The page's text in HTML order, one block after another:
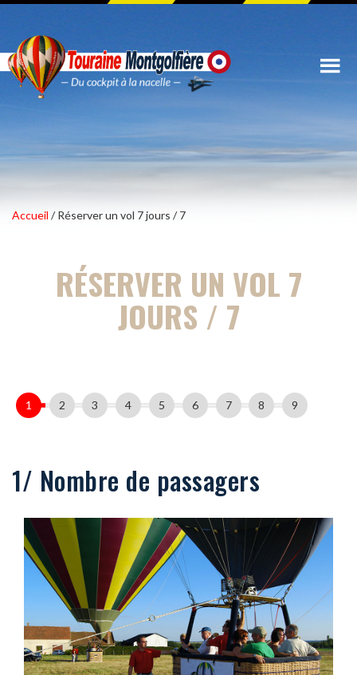
Accueil / Réserver un vol 7 jours / 7
RÉSERVER UN VOL 7
JOURS / 7
1 2 3 4 5 6 7 8 9
1/ Nombre de passagers